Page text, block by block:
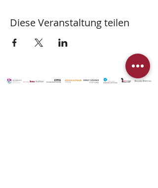
Diese Veranstaltung teilen